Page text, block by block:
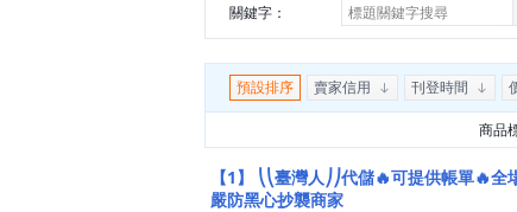
關鍵字：
預設排序 賣家信用 刊登時間
商品
【1】
⎝⎝臺灣人⎠⎠代儲🔥可提供帳單🔥全
嚴防黑心抄襲商家